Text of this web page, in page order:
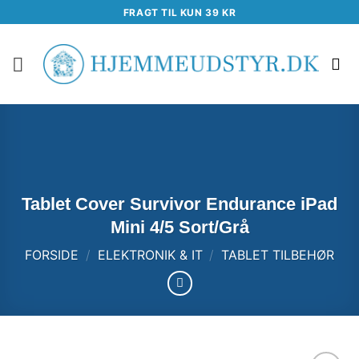
til
FRAGT TIL KUN 39 KR
Tablet Cover Survivor Endurance iPad
Mini 4/5 Sort/Grå
FORSIDE / ELEKTRONIK & IT / TABLET TILBEHØR